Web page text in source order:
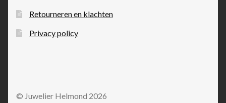
Retourneren en klachten
Privacy policy
© Juwelier Helmond 2026